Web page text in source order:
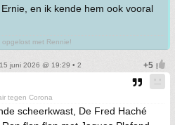
en ik kende hem ook vooral
met Rennie!
juni 2026 @ 19:29 • 2
tegen Corona
scheerkwast, De Fred Haché